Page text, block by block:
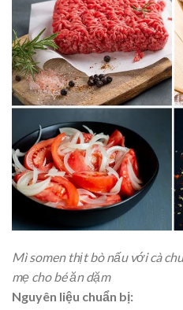
Mì somen thịt bò nấu với cà
mẹ cho bé ăn dặm
Nguyên liệu chuẩn bị: